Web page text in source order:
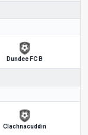
Dundee FC B
Clachnacuddin